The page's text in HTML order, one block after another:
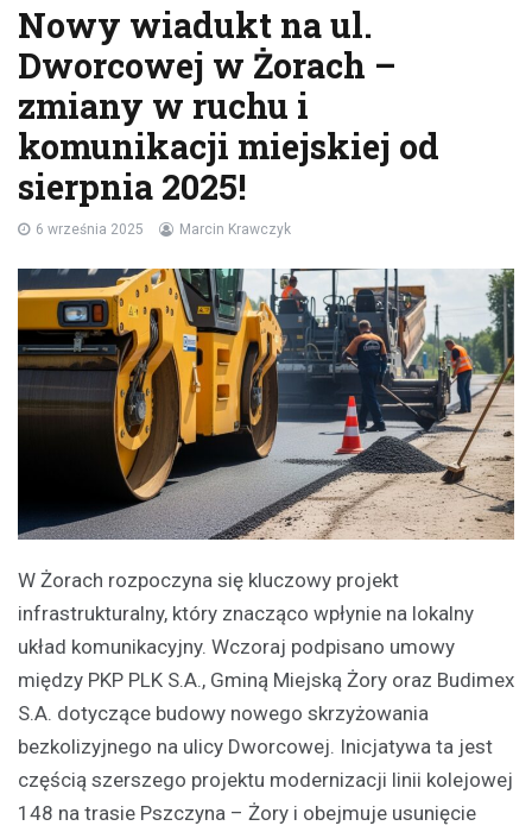
Nowy wiadukt na ul.
Dworcowej w Żorach –
zmiany w ruchu i
komunikacji miejskiej od
sierpnia 2025!
6 września 2025 Marcin Krawczyk
W Żorach rozpoczyna się kluczowy projekt
infrastrukturalny, który znacząco wpłynie na lokalny
układ komunikacyjny. Wczoraj podpisano umowy
między PKP PLK S.A., Gminą Miejską Żory oraz Budimex
S.A. dotyczące budowy nowego skrzyżowania
bezkolizyjnego na ulicy Dworcowej. Inicjatywa ta jest
częścią szerszego projektu modernizacji linii kolejowej
148 na trasie Pszczyna – Żory i obejmuje usunięcie